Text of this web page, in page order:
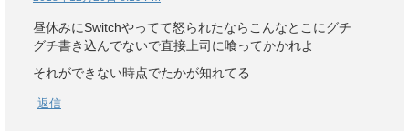
昼休みにSwitchやってて怒られたならこんなとこにグチ
グチ書き込んでないで直接上司に喰ってかかれよ
それができない時点でたかが知れてる
返信